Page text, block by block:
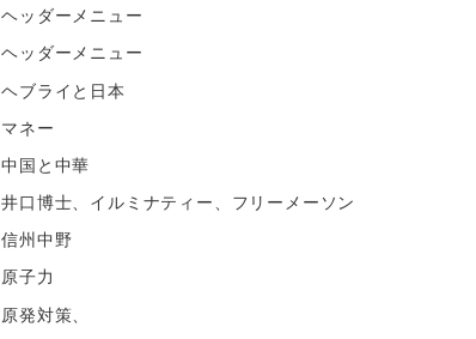
ヘッダーメニュー
ヘッダーメニュー
ヘブライと日本
マネー
中国と中華
井口博士、イルミナティー、フリーメーソン
信州中野
原子力
原発対策、